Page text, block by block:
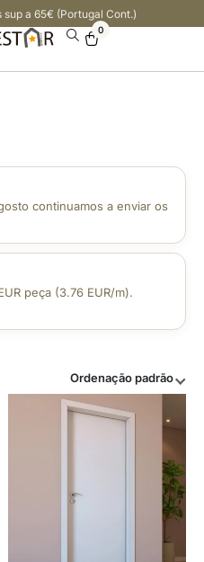
a 65€ (Portugal Cont.)
0
continuamos a enviar os
peça (3.76 EUR/m).
Ordenação padrão